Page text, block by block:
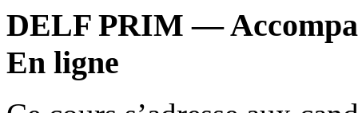
DELF PRIM —
En ligne